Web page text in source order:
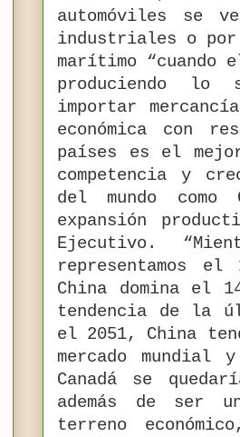
automóviles se
industriales o
marítimo “cuando
produciendo lo
importar
económica con
países es el
competencia y
del mundo
expansión
Ejecutivo.
representamos
China domina el
tendencia de la
el 2051, China
mercado mundial
Canadá se
además de ser
terreno